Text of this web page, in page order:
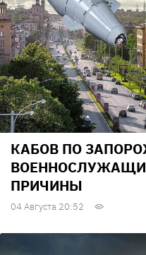
КАБОВ ПО
ПРИЧИНЫ
04 Августа 20:52